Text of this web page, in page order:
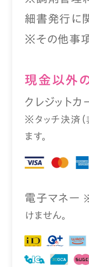
細書発行に
※その他事
現⾦以外
クレジット
※タッチ決済
ます。
電⼦マネー
けません。